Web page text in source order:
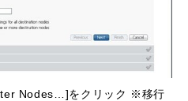
Nodes…]をクリック ※移行